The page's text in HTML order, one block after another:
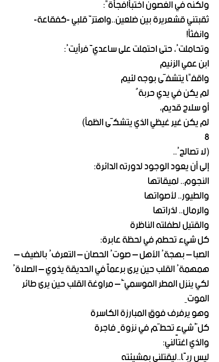
ولكنه في الغصون اختبأ!فجأةً:
ثقبتني قشعريرة بين ضلعين..واهتزَّ قلبي -كفقاعة-
وانفثأ!
وتحاملتُ، حتى احتملت على ساعديَّ فرأيتُ:
ابن عمي الزنيم
واقفًا يتشفَّى بوجه لئيم
لم يكن في يدي حربةٌ
أو سلاح قديم،
لم يكن غير غيظي الذي يتشكَّى الظمأ)
8
(لا تصالحُ..
إلى أن يعود الوجود لدورته الدائرة:
النجوم.. لميقاتها
والطيور.. لأصواتها
والرمال.. لذراتها
والقتيل لطفلته الناظرة
كل شيء تحطم في لحظة عابرة:
الصبا – بهجةُ الأهل – صوتُ الحصان – التعرفُ بالضيف –
همهمةُ القلب حين يرى برعماً في الحديقة يذوي – الصلاةُ
لكي ينزل المطر الموسميُّ – مراوغة القلب حين يرى طائر
الموتِ
وهو يرفرف فوق المبارزة الكاسرة
كلُّ شيءٍ تحطَّم في نزوةٍ فاجرة
والذي اغتالني:
ليس ربًا..ليقتلني بمشيئته